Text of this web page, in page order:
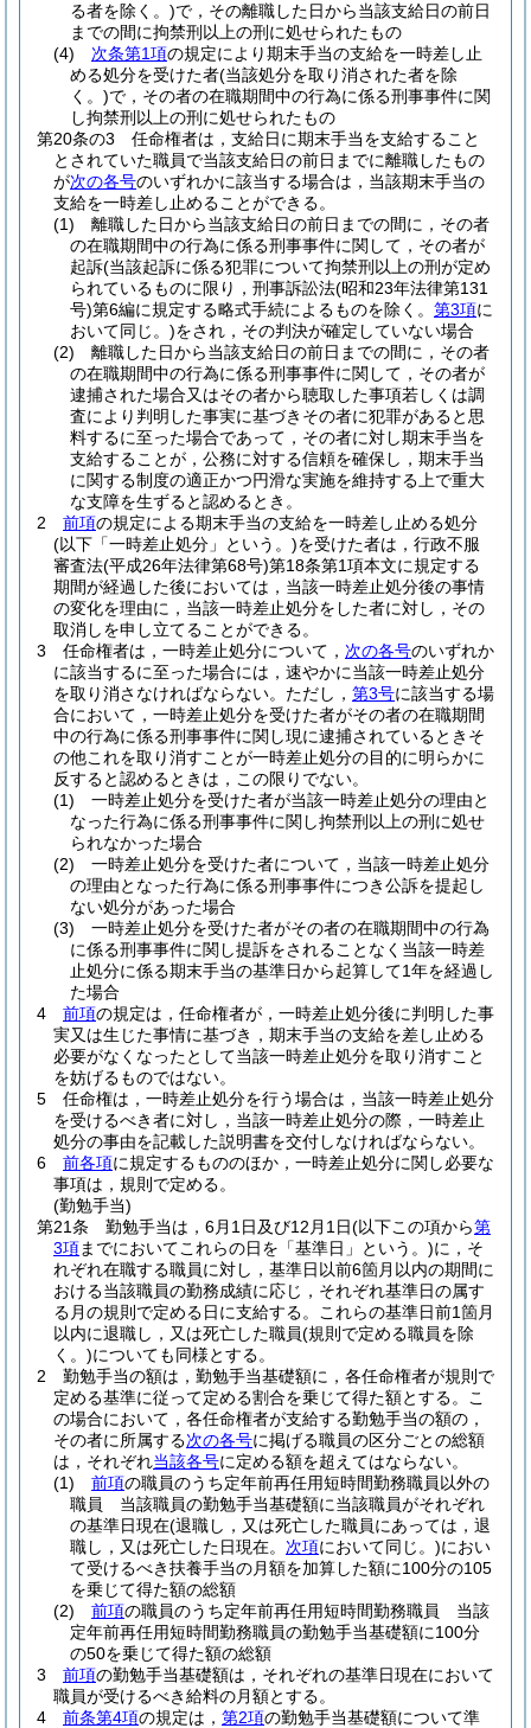
る者を除く。)で，その離職した日から当該支給日の前日
までの間に拘禁刑以上の刑に処せられたもの
(4)
次条第1項の規定により期末手当の支給を一時差し止
める処分を受けた者(当該処分を取り消された者を除
く。)で，その者の在職期間中の行為に係る刑事事件に関
し拘禁刑以上の刑に処せられたもの
第20条の3
任命権者は，支給日に期末手当を支給すること
とされていた職員で当該支給日の前日までに離職したもの
が次の各号のいずれかに該当する場合は，当該期末手当の
支給を一時差し止めることができる。
(1)
離職した日から当該支給日の前日までの間に，その者
の在職期間中の行為に係る刑事事件に関して，その者が
起訴(当該起訴に係る犯罪について拘禁刑以上の刑が定め
られているものに限り，刑事訴訟法(昭和23年法律第131
号)第6編に規定する略式手続によるものを除く。 第3項に
おいて同じ。)をされ，その判決が確定していない場合
(2)
離職した日から当該支給日の前日までの間に，その者
の在職期間中の行為に係る刑事事件に関して，その者が
逮捕された場合又はその者から聴取した事項若しくは調
査により判明した事実に基づきその者に犯罪があると思
料するに至った場合であって，その者に対し期末手当を
支給することが，公務に対する信頼を確保し，期末手当
に関する制度の適正かつ円滑な実施を維持する上で重大
な支障を生ずると認めるとき。
2
前項の規定による期末手当の支給を一時差し止める処分
(以下「一時差止処分」という。)を受けた者は，行政不服
審査法(平成26年法律第68号)第18条第1項本文に規定する
期間が経過した後においては，当該一時差止処分後の事情
の変化を理由に，当該一時差止処分をした者に対し，その
取消しを申し立てることができる。
3
任命権者は，一時差止処分について， 次の各号のいずれか
に該当するに至った場合には，速やかに当該一時差止処分
を取り消さなければならない。 ただし， 第3号に該当する場
合において，一時差止処分を受けた者がその者の在職期間
中の行為に係る刑事事件に関し現に逮捕されているときそ
の他これを取り消すことが一時差止処分の目的に明らかに
反すると認めるときは，この限りでない。
(1)
一時差止処分を受けた者が当該一時差止処分の理由と
なった行為に係る刑事事件に関し拘禁刑以上の刑に処せ
られなかった場合
(2)
一時差止処分を受けた者について，当該一時差止処分
の理由となった行為に係る刑事事件につき公訴を提起し
ない処分があった場合
(3)
一時差止処分を受けた者がその者の在職期間中の行為
に係る刑事事件に関し提訴をされることなく当該一時差
止処分に係る期末手当の基準日から起算して1年を経過し
た場合
4
前項の規定は，任命権者が，一時差止処分後に判明した事
実又は生じた事情に基づき，期末手当の支給を差し止める
必要がなくなったとして当該一時差止処分を取り消すこと
を妨げるものではない。
5
任命権は，一時差止処分を行う場合は，当該一時差止処分
を受けるべき者に対し，当該一時差止処分の際，一時差止
処分の事由を記載した説明書を交付しなければならない。
6
前各項に規定するもののほか，一時差止処分に関し必要な
事項は，規則で定める。
(勤勉手当)
第21条
勤勉手当は，6月1日及び12月1日(以下この項から第
3項までにおいてこれらの日を「基準日」という。)に，そ
れぞれ在職する職員に対し，基準日以前6箇月以内の期間に
おける当該職員の勤務成績に応じ，それぞれ基準日の属す
る月の規則で定める日に支給する。
これらの基準日前1箇月
以内に退職し，又は死亡した職員(規則で定める職員を除
く。)についても同様とする。
2
勤勉手当の額は，勤勉手当基礎額に，各任命権者が規則で
定める基準に従って定める割合を乗じて得た額とする。
こ
の場合において，各任命権者が支給する勤勉手当の額の，
その者に所属する次の各号に掲げる職員の区分ごとの総額
は，それぞれ当該各号に定める額を超えてはならない。
(1)
前項の職員のうち定年前再任用短時間勤務職員以外の
職員 当該職員の勤勉手当基礎額に当該職員がそれぞれ
の基準日現在(退職し，又は死亡した職員にあっては，退
職し，又は死亡した日現在。 次項において同じ。)におい
て受けるべき扶養手当の月額を加算した額に100分の105
を乗じて得た額の総額
(2)
前項の職員のうち定年前再任用短時間勤務職員 当該
定年前再任用短時間勤務職員の勤勉手当基礎額に100分
の50を乗じて得た額の総額
3
前項の勤勉手当基礎額は，それぞれの基準日現在において
職員が受けるべき給料の月額とする。
4
前条第4項の規定は， 第2項の勤勉手当基礎額について準